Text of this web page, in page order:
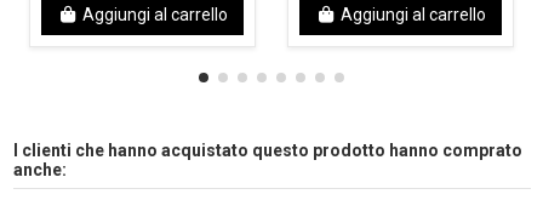
Aggiungi al carrello Aggiungi al carrello
I clienti che hanno acquistato questo prodotto hanno comprato
anche: